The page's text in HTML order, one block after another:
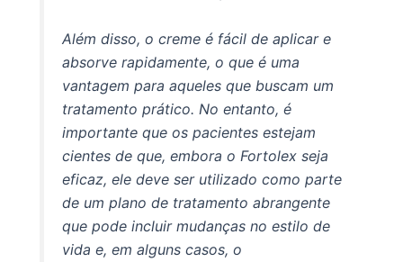
Além disso, o creme é fácil de aplicar e
absorve rapidamente, o que é uma
vantagem para aqueles que buscam um
tratamento prático. No entanto, é
importante que os pacientes estejam
cientes de que, embora o Fortolex seja
eficaz, ele deve ser utilizado como parte
de um plano de tratamento abrangente
que pode incluir mudanças no estilo de
vida e, em alguns casos, o